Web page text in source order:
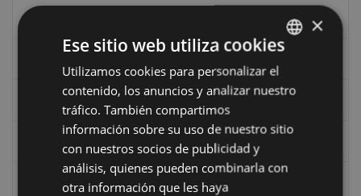
Dibujos de Julen Zabaleta
Eibartarren ahotan
BASQUE
SPANISH
×
Ese sitio web utiliza cookies
Utilizamos cookies para personalizar el
contenido, los anuncios y analizar nuestro
tráfico. También compartimos
información sobre su uso de nuestro sitio
con nuestros socios de publicidad y
análisis, quienes pueden combinarla con
otra información que les haya